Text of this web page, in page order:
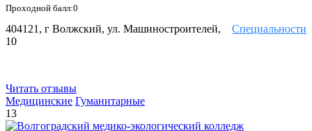
Проходной балл:0
Специальности
404121, г Волжский, ул. Машиностроителей,
10
Читать отзывы
Медицинские Гуманитарные
13